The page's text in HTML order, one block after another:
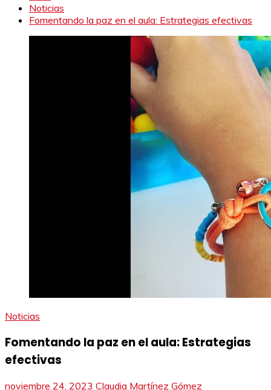
Noticias
Fomentando la paz en el aula: Estrategias efectivas
Noticias
Fomentando la paz en el aula: Estrategias
efectivas
noviembre 24, 2023 Claudia Martínez Gómez